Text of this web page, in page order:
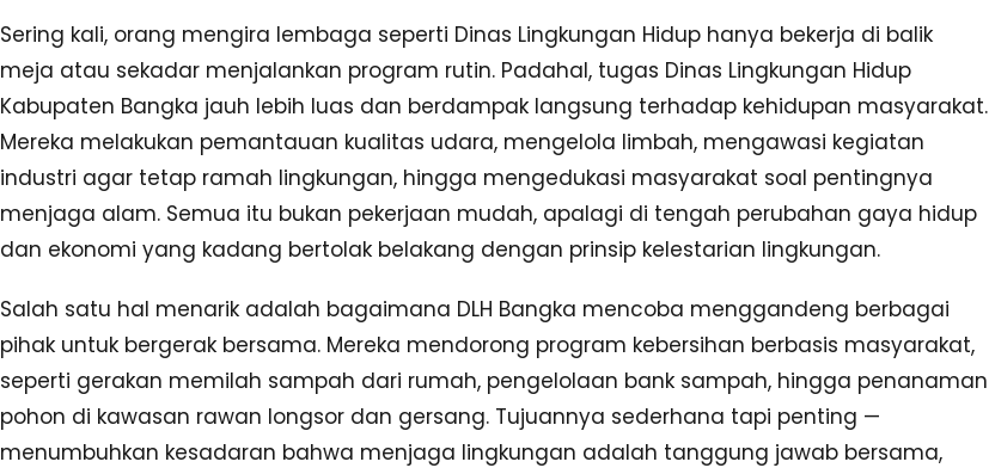
Sering kali, orang mengira lembaga seperti Dinas Lingkungan Hidup hanya bekerja di balik
meja atau sekadar menjalankan program rutin. Padahal, tugas Dinas Lingkungan Hidup
Kabupaten Bangka jauh lebih luas dan berdampak langsung terhadap kehidupan masyarakat.
Mereka melakukan pemantauan kualitas udara, mengelola limbah, mengawasi kegiatan
industri agar tetap ramah lingkungan, hingga mengedukasi masyarakat soal pentingnya
menjaga alam. Semua itu bukan pekerjaan mudah, apalagi di tengah perubahan gaya hidup
dan ekonomi yang kadang bertolak belakang dengan prinsip kelestarian lingkungan.
Salah satu hal menarik adalah bagaimana DLH Bangka mencoba menggandeng berbagai
pihak untuk bergerak bersama. Mereka mendorong program kebersihan berbasis masyarakat,
seperti gerakan memilah sampah dari rumah, pengelolaan bank sampah, hingga penanaman
pohon di kawasan rawan longsor dan gersang. Tujuannya sederhana tapi penting —
menumbuhkan kesadaran bahwa menjaga lingkungan adalah tanggung jawab bersama,